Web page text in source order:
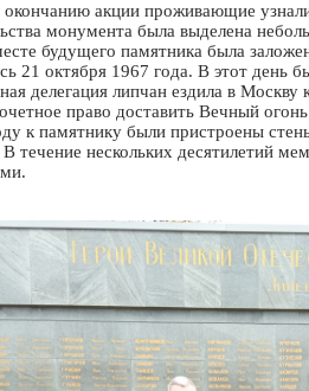
акции проживающие узнали
монумента была выделена
будущего памятника была
21 октября 1967 года. В этот день
делегация липчан ездила в
право доставить Вечный
к памятнику были пристроены
течение нескольких десятилетий